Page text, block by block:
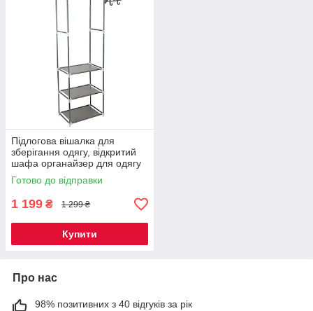
Підлогова вішалка для
зберігання одягу, відкритий
шафа органайзер для одягу
Готово до відправки
1 199 ₴ 1 299 ₴
Купити
Про нас
98% позитивних з 40 відгуків за рік